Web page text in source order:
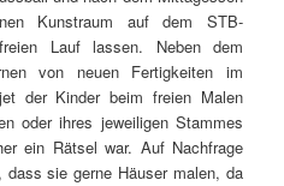
Kunstraum auf dem STB-
Lauf lassen. Neben dem
von neuen Fertigkeiten im
der Kinder beim freien Malen
oder ihres jeweiligen Stammes
ein Rätsel war. Auf Nachfrage
sie gerne Häuser malen, da